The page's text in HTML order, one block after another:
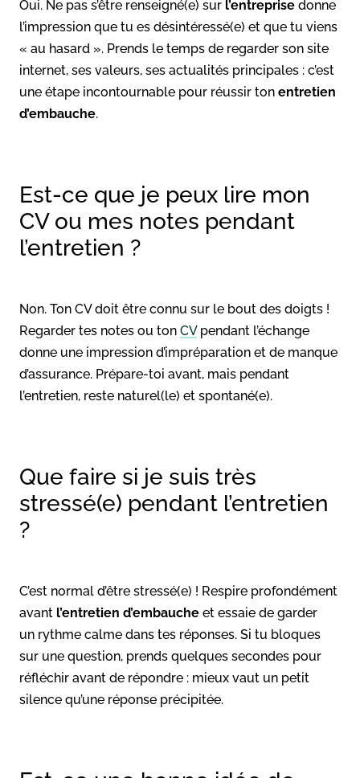
Oui. Ne pas s’être renseigné(e) sur l’entreprise donne
l’impression que tu es désintéressé(e) et que tu viens
« au hasard ». Prends le temps de regarder son site
internet, ses valeurs, ses actualités principales : c’est
une étape incontournable pour réussir ton entretien
d’embauche.
Est-ce que je peux lire mon
CV ou mes notes pendant
l’entretien ?
Non. Ton CV doit être connu sur le bout des doigts !
Regarder tes notes ou ton CVpendant l’échange
donne une impression d’impréparation et de manque
d’assurance. Prépare-toi avant, mais pendant
l’entretien, reste naturel(le) et spontané(e).
Que faire si je suis très
stressé(e) pendant l’entretien
?
C’est normal d’être stressé(e) ! Respire profondément
avant l’entretien d’embauche et essaie de garder
un rythme calme dans tes réponses. Si tu bloques
sur une question, prends quelques secondes pour
réfléchir avant de répondre : mieux vaut un petit
silence qu’une réponse précipitée.